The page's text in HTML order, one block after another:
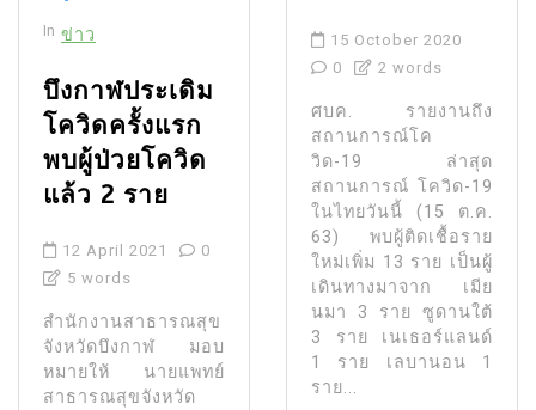
In ข่าว
บึงกาฬประเดิม
โควิดครั้งแรก
พบผู้ป่วยโควิด
แล้ว 2 ราย
12 April 2021
0
5 words
สำนักงานสาธารณสุข
จังหวัดบึงกาฬ มอบ
หมายให้ นายแพทย์
สาธารณสุขจังหวัด
15 October 2020
0
2 words
ศบค. รายงานถึง
สถานการณ์โค
วิด-19 ล่าสุด
สถานการณ์ โควิด-19
ในไทยวันนี้ (15 ต.ค.
63) พบผู้ติดเชื้อราย
ใหม่เพิ่ม 13 ราย เป็นผู้
เดินทางมาจาก เมีย
นมา 3 ราย ซูดานใต้
3 ราย เนเธอร์แลนด์
1 ราย เลบานอน 1
ราย...